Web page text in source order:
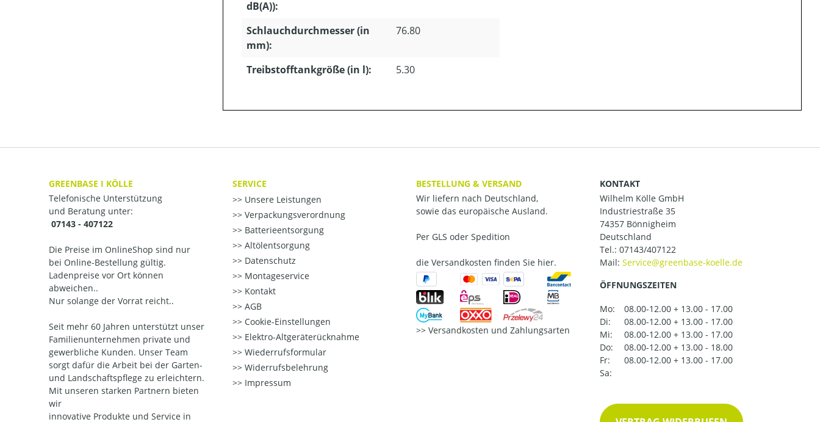
dB(A)):
Schlauchdurchmesser (in
mm):
76.80
Treibstofftankgröße (in l): 5.30
GREENBASE I KÖLLE
Telefonische Unterstützung
und Beratung unter:
07143 - 407122
Die Preise im OnlineShop sind nur
bei Online-Bestellung gültig.
Ladenpreise vor Ort können
abweichen..
Nur solange der Vorrat reicht..
Seit mehr 60 Jahren unterstützt unser
Familienunternehmen private und
gewerbliche Kunden. Unser Team
sorgt dafür die Arbeit bei der Garten-
und Landschaftspflege zu erleichtern.
Mit unseren starken Partnern bieten
wir
innovative Produkte und Service in
SERVICE
Unsere Leistungen
Verpackungsverordnung
Batterieentsorgung
Altölentsorgung
Datenschutz
Montageservice
Kontakt
AGB
Cookie-Einstellungen
Elektro-Altgeräterücknahme
Wiederrufsformular
Widerrufsbelehrung
Impressum
BESTELLUNG & VERSAND
Wir liefern nach Deutschland,
sowie das europäische Ausland.
Per GLS oder Spedition
die Versandkosten finden Sie hier.
Versandkosten und Zahlungsarten
KONTAKT
Wilhelm Kölle GmbH
Industriestraße 35
74357 Bönnigheim
Deutschland
Tel.: 07143/407122
Mail:
ÖFFNUNGSZEITEN
Mo:
08.00-12.00 + 13.00 - 17.00
Di:
08.00-12.00 + 13.00 - 17.00
Mi:
08.00-12.00 + 13.00 - 17.00
Do:
08.00-12.00 + 13.00 - 18.00
Fr:
08.00-12.00 + 13.00 - 17.00
Sa: